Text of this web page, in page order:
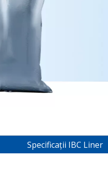
Specificații IBC Liner